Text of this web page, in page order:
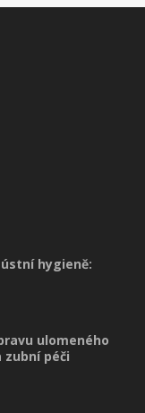
hygieně:
ulomeného
zubní péči